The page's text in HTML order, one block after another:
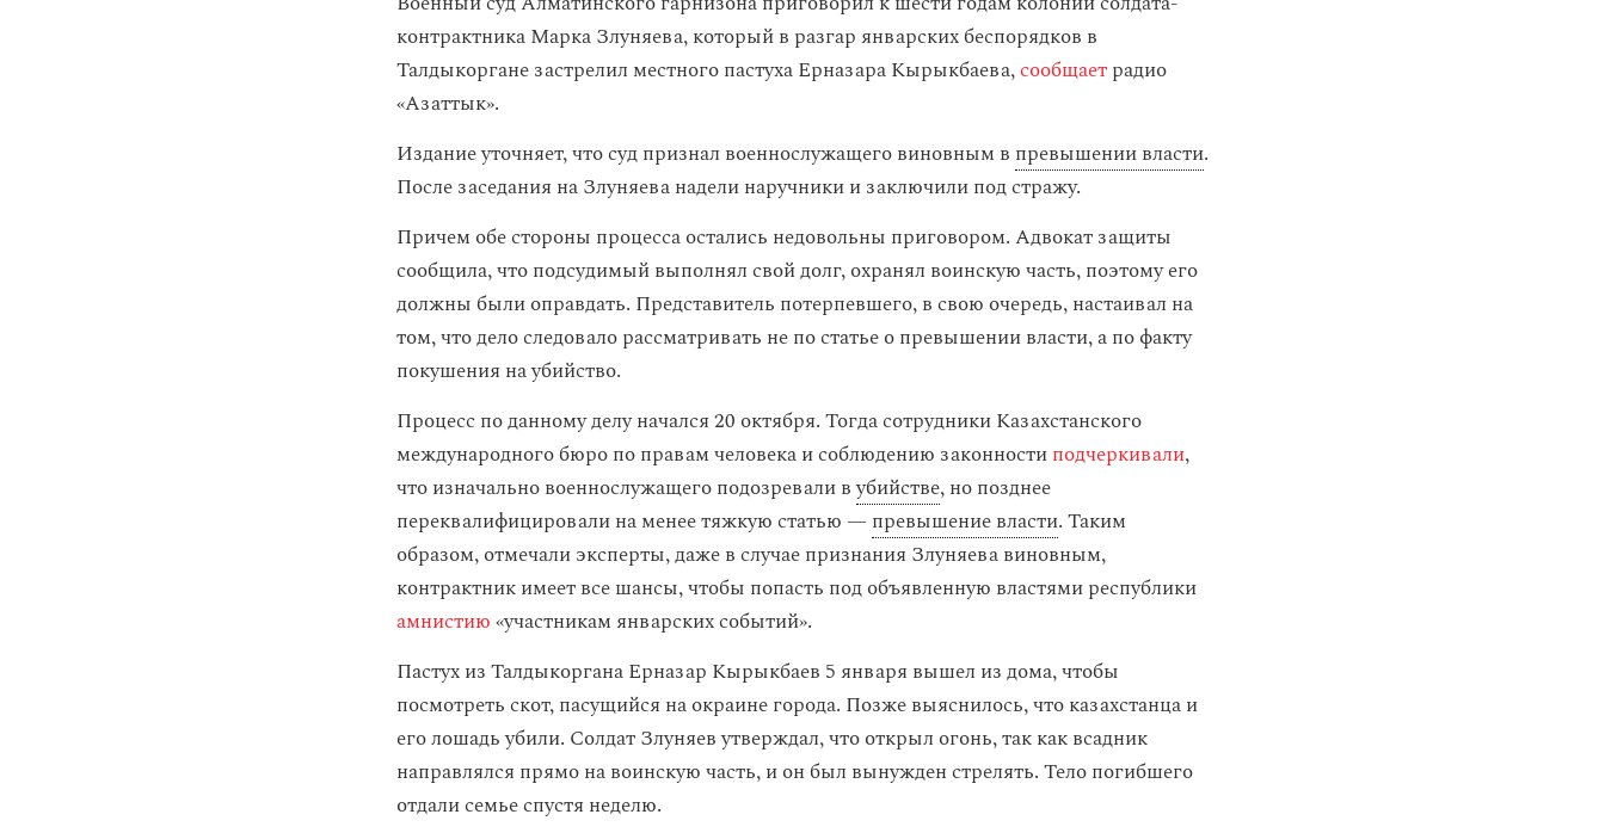
контрактника Марка Злуняева, который в разгар январских беспорядков в
Талдыкоргане застрелил местного пастуха Ерназара Кырыкбаева,сообщаетрадио
«Азаттык».
Издание уточняет, что суд признал военнослужащего виновным в превышении власти.
После заседания на Злуняева надели наручники и заключили под стражу.
Причем обе стороны процесса остались недовольны приговором. Адвокат защиты
сообщила, что подсудимый выполнял свой долг, охранял воинскую часть, поэтому его
должны были оправдать. Представитель потерпевшего, в свою очередь, настаивал на
том, что дело следовало рассматривать не по статье о превышении власти, а по факту
покушения на убийство.
Процесс по данному делу начался 20 октября. Тогда сотрудники Казахстанского
международного бюро по правам человека и соблюдению законностиподчеркивали,
что изначально военнослужащего подозревали вубийстве, но позднее
переквалифицировали на менее тяжкую статью —превышение власти. Таким
образом, отмечали эксперты, даже в случае признания Злуняева виновным,
контрактник имеет все шансы, чтобы попасть под объявленную властями республики
амнистию«участникам январских событий».
Пастух из Талдыкоргана Ерназар Кырыкбаев 5 января вышел из дома, чтобы
посмотреть скот, пасущийся на окраине города. Позже выяснилось, что казахстанца и
его лошадь убили. Солдат Злуняев утверждал, что открыл огонь, так как всадник
направлялся прямо на воинскую часть, и он был вынужден стрелять. Тело погибшего
отдали семье спустя неделю.